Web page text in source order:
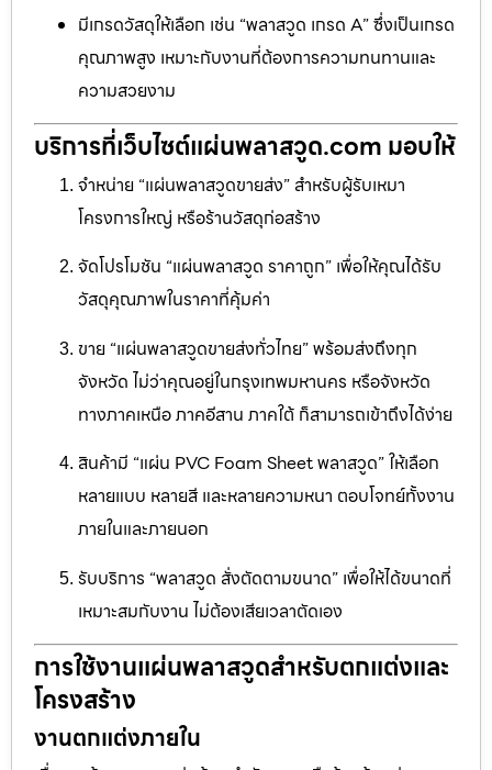
มีเกรดวัสดุให้เลือก เช่น “พลาสวูด เกรด A” ซึ่งเป็นเกรด
คุณภาพสูง เหมาะกับงานที่ต้องการความทนทานและ
ความสวยงาม
บริการที่เว็บไซต์แผ่นพลาสวูด.com มอบให้
จำหน่าย “แผ่นพลาสวูดขายส่ง” สำหรับผู้รับเหมา
โครงการใหญ่ หรือร้านวัสดุก่อสร้าง
จัดโปรโมชัน “แผ่นพลาสวูด ราคาถูก” เพื่อให้คุณได้รับ
วัสดุคุณภาพในราคาที่คุ้มค่า
ขาย “แผ่นพลาสวูดขายส่งทั่วไทย” พร้อมส่งถึงทุก
จังหวัด ไม่ว่าคุณอยู่ในกรุงเทพมหานคร หรือจังหวัด
ทางภาคเหนือ ภาคอีสาน ภาคใต้ ก็สามารถเข้าถึงได้ง่าย
สินค้ามี “แผ่น PVC Foam Sheet พลาสวูด” ให้เลือก
หลายแบบ หลายสี และหลายความหนา ตอบโจทย์ทั้งงาน
ภายในและภายนอก
รับบริการ “พลาสวูด สั่งตัดตามขนาด” เพื่อให้ได้ขนาดที่
เหมาะสมกับงาน ไม่ต้องเสียเวลาตัดเอง
การใช้งานแผ่นพลาสวูดสำหรับตกแต่งและ
โครงสร้าง
งานตกแต่งภายใน